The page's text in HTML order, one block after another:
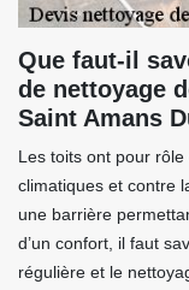
Que faut-il
de nettoyage
Saint Amans
Les toits ont pour
climatiques et contre
une barrière
d’un confort, il faut
régulière et le